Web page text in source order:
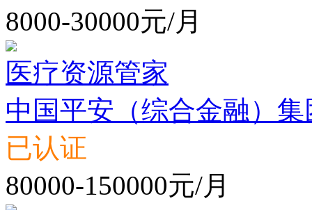
8000-30000元/月
医疗资源管家
中国平安（综合金融）集
已认证
80000-150000元/月